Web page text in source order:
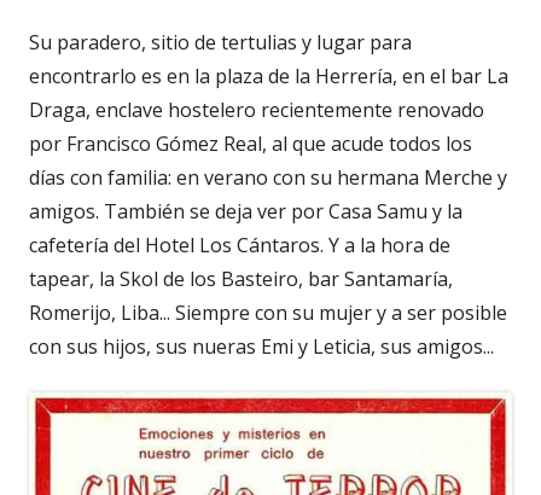
Su paradero, sitio de tertulias y lugar para
encontrarlo es en la plaza de la Herrería, en el bar La
Draga, enclave hostelero recientemente renovado
por Francisco Gómez Real, al que acude todos los
días con familia: en verano con su hermana Merche y
amigos. También se deja ver por Casa Samu y la
cafetería del Hotel Los Cántaros. Y a la hora de
tapear, la Skol de los Basteiro, bar Santamaría,
Romerijo, Liba... Siempre con su mujer y a ser posible
con sus hijos, sus nueras Emi y Leticia, sus amigos...